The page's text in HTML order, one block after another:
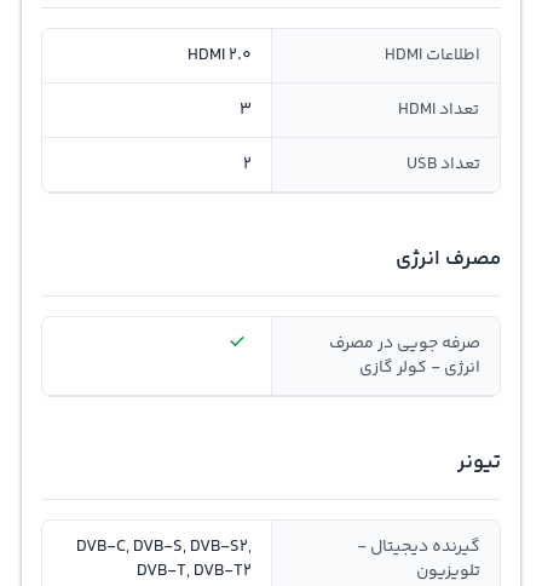
اطلاعات HDMI HDMI 2.0
تعداد HDMI 3
تعداد USB 2
مصرف انرژی
صرفه جویی در مصرف
انرژی - کولر گازی
تیونر
گیرنده دیجیتال -
تلویزیون
DVB-C, DVB-S, DVB-S2,
DVB-T, DVB-T2